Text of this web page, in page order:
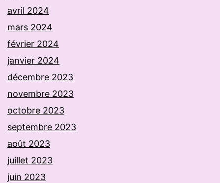
avril 2024
mars 2024
février 2024
janvier 2024
décembre 2023
novembre 2023
octobre 2023
septembre 2023
août 2023
juillet 2023
juin 2023